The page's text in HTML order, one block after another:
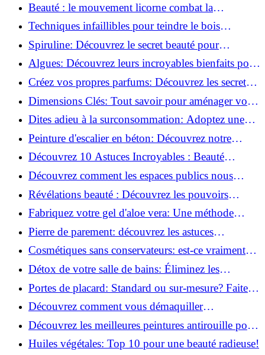
Beauté : le mouvement licorne combat la
surconsommation !
Techniques infaillibles pour teindre le bois
naturellement: Découvrez comment!
Spiruline: Découvrez le secret beauté pour
revitaliser les peaux fatiguées!
Algues: Découvrez leurs incroyables bienfaits pour
la santé et la beauté!
Créez vos propres parfums: Découvrez les secrets
de la fabrication artisanale!
Dimensions Clés: Tout savoir pour aménager votre
salle de bains!
Dites adieu à la surconsommation: Adoptez une
vie plus simple!
Peinture d'escalier en béton: Découvrez notre
tutoriel facile et rapide!
Découvrez 10 Astuces Incroyables : Beauté
Naturelle avec le Concombre !
Découvrez comment les espaces publics nous
incitent à être plus actifs : Révélations surprenantes!
Révélations beauté : Découvrez les pouvoirs
insoupçonnés du concombre!
Fabriquez votre gel d'aloe vera: Une méthode
simple et rapide à la maison!
Pierre de parement: découvrez les astuces
infaillibles pour un nettoyage parfait!
Cosmétiques sans conservateurs: est-ce vraiment
possible?
Détox de votre salle de bains: Éliminez les
ingrédients nocifs dès maintenant!
Portes de placard: Standard ou sur-mesure? Faites
le meilleur choix!
Découvrez comment vous démaquiller
naturellement: Astuces et secrets révélés!
Découvrez les meilleures peintures antirouille pour
le fer: Top 12 analysé!
Huiles végétales: Top 10 pour une beauté radieuse!